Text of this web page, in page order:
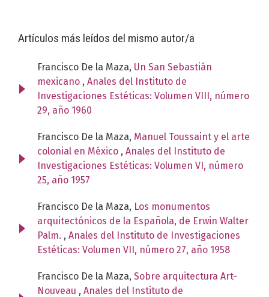
Artículos más leídos del mismo autor/a
Francisco De la Maza, Un San Sebastián
mexicano , Anales del Instituto de
Investigaciones Estéticas: Volumen VIII, número
29, año 1960
Francisco De la Maza, Manuel Toussaint y el arte
colonial en México , Anales del Instituto de
Investigaciones Estéticas: Volumen VI, número
25, año 1957
Francisco De la Maza, Los monumentos
arquitectónicos de la Española, de Erwin Walter
Palm. , Anales del Instituto de Investigaciones
Estéticas: Volumen VII, número 27, año 1958
Francisco De la Maza, Sobre arquitectura Art-
Nouveau , Anales del Instituto de